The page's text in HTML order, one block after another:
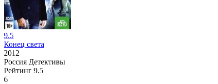
9.5
Конец света
2012
Россия Детективы
Рейтинг 9.5
6